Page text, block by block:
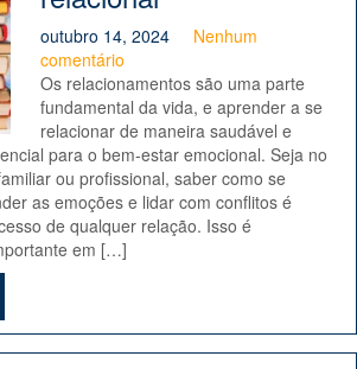
outubro 14, 2024
Nenhum
comentário
Os relacionamentos são uma parte
fundamental da vida, e aprender a se
relacionar de maneira saudável e
para o bem-estar emocional. Seja no
ou profissional, saber como se
as emoções e lidar com conflitos é
de qualquer relação. Isso é
em […]